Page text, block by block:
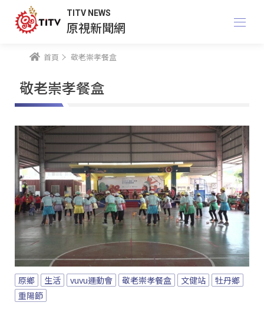
TITV NEWS
原視新聞網
首頁 敬老崇孝餐盒
敬老崇孝餐盒
原鄉 生活 vuvu運動會 敬老崇孝餐盒 文健站
牡丹鄉
重陽節